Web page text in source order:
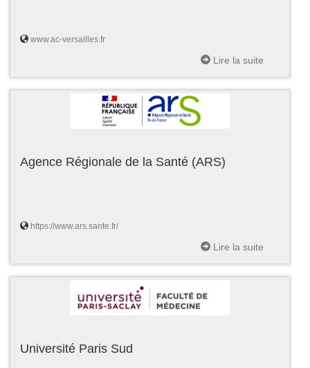
www.ac-versailles.fr
Lire la suite
Agence Régionale de la Santé (ARS)
https://www.ars.sante.fr/
Lire la suite
Université Paris Sud